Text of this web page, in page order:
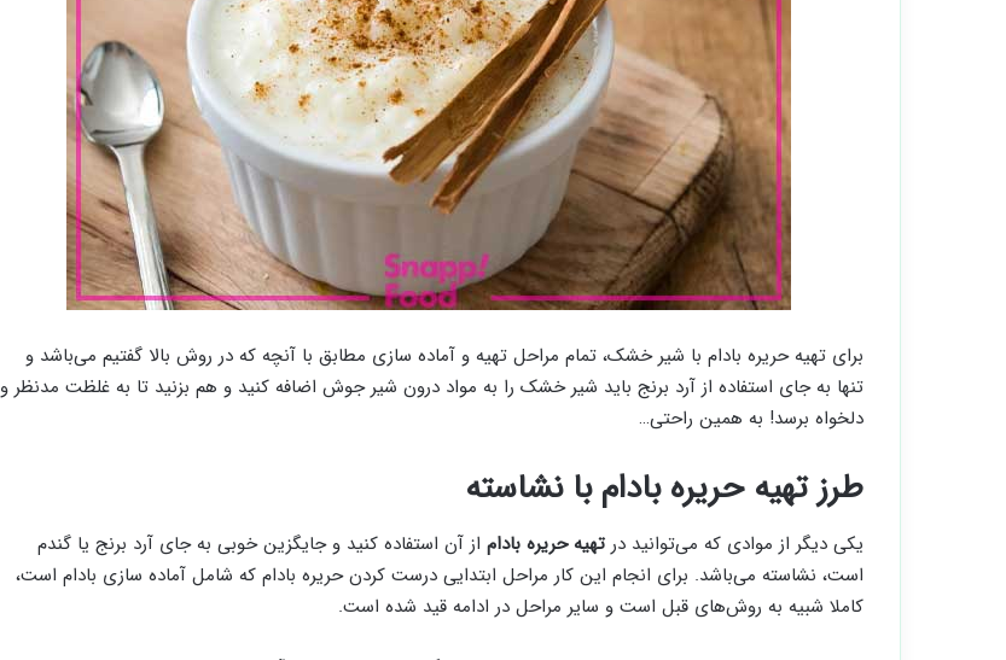
برای تهیه حریره بادام با شیر خشک، تمام مراحل تهیه و آماده سازی مطابق با آنچه که در روش بالا گفتیم می‌باشد و
تنها به جای استفاده از آرد برنج باید شیر خشک را به مواد درون شیر جوش اضافه کنید و هم بزنید تا به غلظت مدنظر و
دلخواه برسد! به همین راحتی…
طرز تهیه حریره بادام با نشاسته
یکی دیگر از موادی که می‌توانید در تهیه حریره بادام از آن استفاده کنید و جایگزین خوبی به جای آرد برنج یا گندم
است، نشاسته می‌باشد. برای انجام این کار مراحل ابتدایی درست کردن حریره بادام که شامل آماده سازی بادام است،
کاملا شبیه به روش‌های قبل است و سایر مراحل در ادامه قید شده است.